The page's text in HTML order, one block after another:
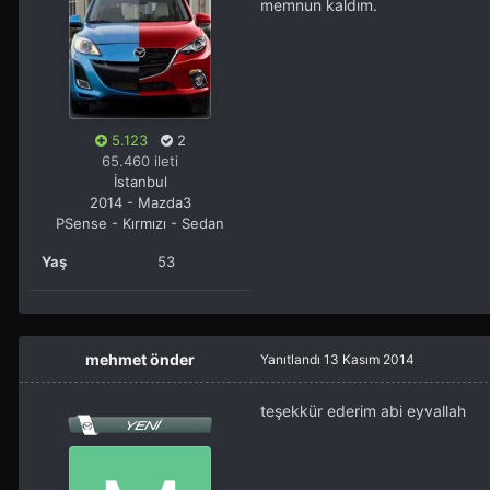
5.123
2
65.460 ileti
İstanbul
2014 - Mazda3
PSense - Kırmızı - Sedan
Yaş 53
memnun kaldım.
mehmet önder Yanıtlandı 13 Kasım 2014
teşekkür ederim abi eyvallah